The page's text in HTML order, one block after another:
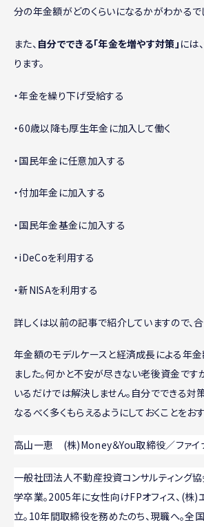
分の年金額がどのくらいになるかがわかるで
また、 自分でできる「年金を増やす対策」 には
ります。
・年金を繰り下げ受給する
・60歳以降も厚生年金に加入して働く
・国民年金に任意加入する
・付加年金に加入する
・国民年金基金に加入する
・iDeCoを利用する
・新NISAを利用する
詳しくは以前の記事で紹介していますので、
年金額のモデルケースと経済成長による年
ました。何かと不安が尽きない老後資金です
いるだけでは解決しません。自分でできる対
なるべく多くもらえるようにしておくことをお
高山一恵 (株)Money＆You取締役／ファイ
一般社団法人不動産投資コンサルティング
学卒業。2005年に女性向けFPオフィス、(株)
立。10年間取締役を務めたのち、現職へ。全